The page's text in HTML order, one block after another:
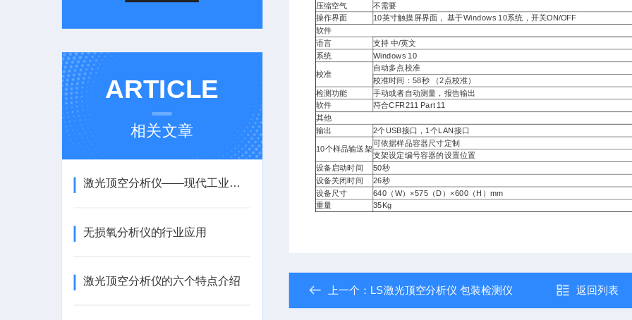
ARTICLE
相关文章
激光顶空分析仪——现代工业中的气体检测利器
无损氧分析仪的行业应用
激光顶空分析仪的六个特点介绍
压缩空气
不需要
操作界面
10英寸触摸屏界面， 基于Windows 10系统，开关ON/OFF
软件
语言
支持 中/英文
系统
Windows 10
校准
自动多点校准
校准时间：58秒 （2点校准）
检测功能 手动或者自动测量，报告输出
软件 符合CFR211 Part 11
其他
输出
2个USB接口，1个LAN接口
10个样品输送架
可依据样品容器尺寸定制
支架设定编号容器的设置位置
设备启动时间
50秒
设备关闭时间 26秒
设备尺寸
640（W）×575（D）×600（H）mm
重量
35Kg
上一个： LS激光顶空分析仪 包装检测仪 返回列表